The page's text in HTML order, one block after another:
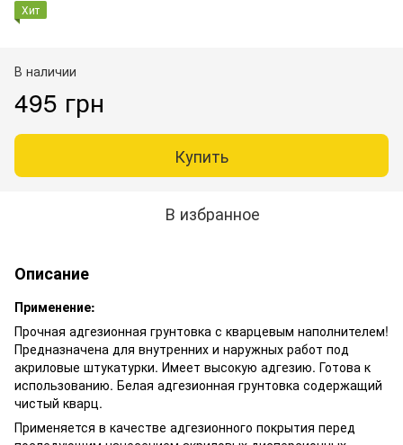
Хит
В наличии
495 грн
Купить
В избранное
Описание
Применение:
Прочная адгезионная грунтовка с кварцевым наполнителем!
Предназначена для внутренних и наружных работ под
акриловые штукатурки. Имеет высокую адгезию. Готова к
использованию. Белая адгезионная грунтовка содержащий
чистый кварц.
Применяется в качестве адгезионного покрытия перед